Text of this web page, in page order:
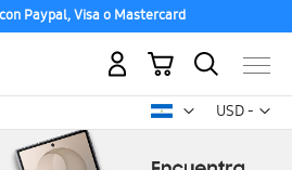
Paypal, Visa o Mastercard
USD -
dólar
Mi carrito